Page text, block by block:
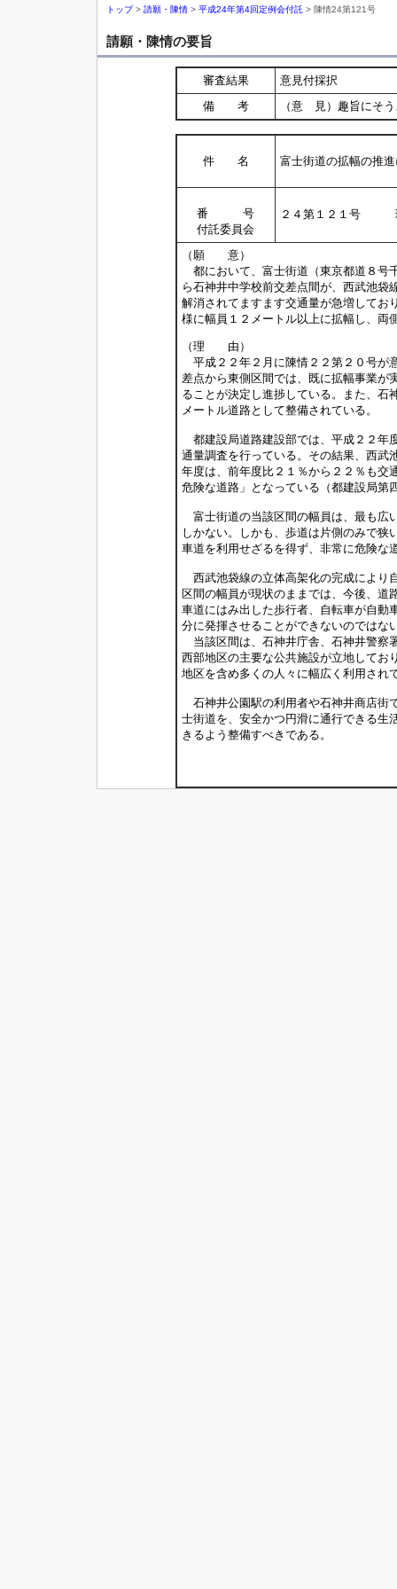
トップ> 請願・陳情 > 平成24年第4回定例会付託 > 陳情24第121号
請願・陳情の要旨
審査結果
意見付採択
備 考
（意 見）趣旨にそ
件 名 富士街道の拡幅の推
番 号
付託委員会
２４第１２１号
（願 意）
都において、富士街道（東京都道８号
ら石神井中学校前交差点間が、西武池袋
解消されてますます交通量が急増してお
様に幅員１２メートル以上に拡幅し、両
（理 由）
平成２２年２月に陳情２２第２０号が
差点から東側区間では、既に拡幅事業が
ることが決定し進捗している。また、石
メートル道路として整備されている。
都建設局道路建設部では、平成２２年
通量調査を行っている。その結果、西武
年度は、前年度比２１％から２２％も交
危険な道路」となっている（都建設局第
富士街道の当該区間の幅員は、最も広
しかない。しかも、歩道は片側のみで狭
車道を利用せざるを得ず、非常に危険な
西武池袋線の立体高架化の完成により
区間の幅員が現状のままでは、今後、道
車道にはみ出した歩行者、自転車が自動
分に発揮させることができないのではな
当該区間は、石神井庁舎、石神井警察
西部地区の主要な公共施設が立地してお
地区を含め多くの人々に幅広く利用され
石神井公園駅の利用者や石神井商店街
士街道を、安全かつ円滑に通行できる生
きるよう整備すべきである。